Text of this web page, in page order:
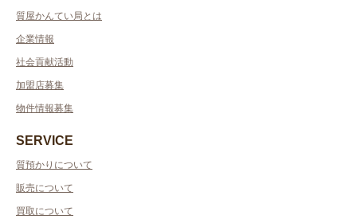
質屋かんてい局とは
企業情報
社会貢献活動
加盟店募集
物件情報募集
SERVICE
質預かりについて
販売について
買取について